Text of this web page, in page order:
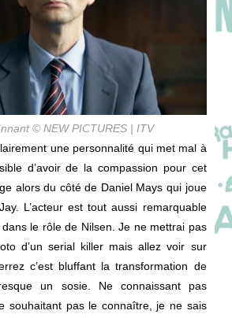
© NEW PICTURES | ITV
une personnalité qui met mal à
d’avoir de la compassion pour cet
alors du côté de Daniel Mays qui joue
L’acteur est tout aussi remarquable
le rôle de Nilsen. Je ne mettrai pas
d’un serial killer mais allez voir sur
c’est bluffant la transformation de
un sosie. Ne connaissant pas
souhaitant pas le connaître, je ne sais